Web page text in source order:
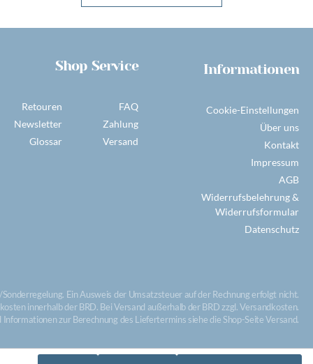
Shop Service
Retouren
Newsletter
Glossar
FAQ
Zahlung
Versand
Informationen
Cookie-Einstellungen
Über uns
Kontakt
Impressum
AGB
Widerrufsbelehrung &
Widerrufsformular
Datenschutz
Ein Ausweis der Umsatzsteuer auf der Rechnung erfolgt nicht.
innerhalb der BRD. Bei Versand außerhalb der BRD zzgl. Versandkosten.
zur Berechnung des Liefertermins siehe die Shop-Seite Versand.